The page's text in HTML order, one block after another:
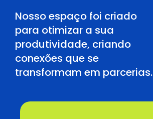
Nosso espaço foi criado
para otimizar a sua
produtividade, criando
conexões que se
transformam em parcerias.